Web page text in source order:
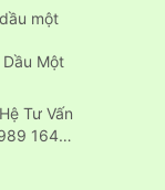
Một
Tư Vấn
164…